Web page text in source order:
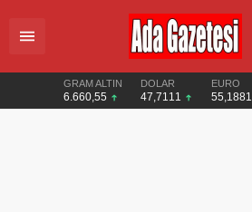
GRAM ALTIN
6.660,55
DOLAR
47,7111
EURO
55,1881